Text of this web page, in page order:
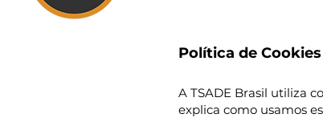
Política de
A TSADE Brasil utiliza
explica como usamos